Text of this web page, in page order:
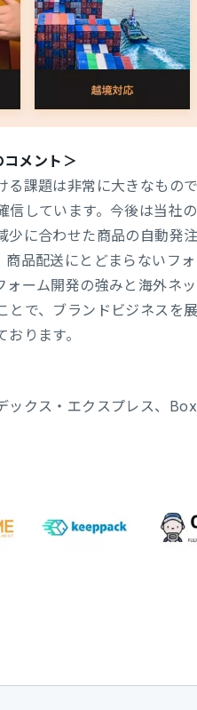
メント＞
る課題は非常に大きなもの
しています。今後は当社
に合わせた商品の自動発
品配送にとどまらないフ
ーム開発の強みと海外ネ
で、ブランドビジネスを
ります。
クス・エクスプレス、